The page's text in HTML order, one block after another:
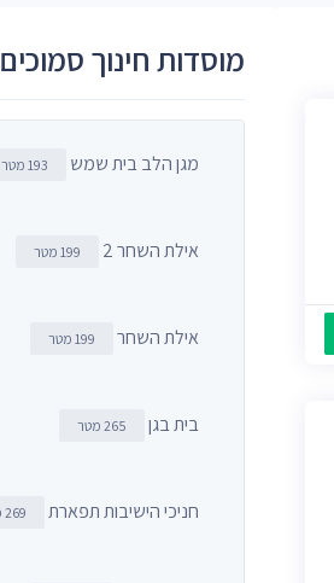
מוסדות חינוך סמוכים
מגן הלב בית שמש 193 מטר
אילת השחר 2 199 מטר
אילת השחר 199 מטר
בית בגן 265 מטר
חניכי הישיבות תפארת 269 מטר